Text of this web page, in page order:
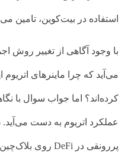
استفاده در بیت‌کوین، تامین
با وجود آگاهی از تغییر روش
می‌آید که چرا ماینرهای
عملکرد اتریوم به دست
پررونقی در DeFi روی